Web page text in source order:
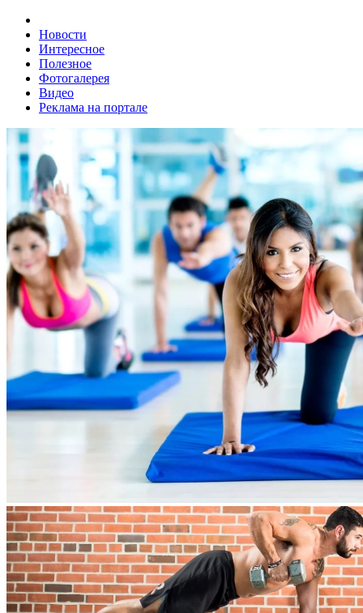
Новости
Интересное
Полезное
Фотогалерея
Видео
Реклама на портале